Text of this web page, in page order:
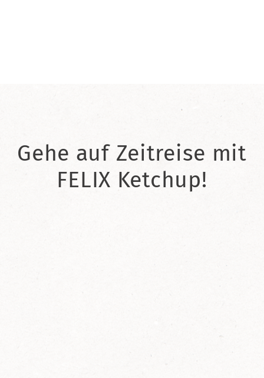
Gehe auf Zeitreise mit
FELIX Ketchup!